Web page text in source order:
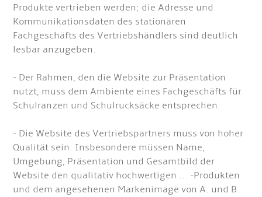
Produkte vertrieben werden; die Adresse und
Kommunikationsdaten des stationären
Fachgeschäfts des Vertriebshändlers sind deutlich
lesbar anzugeben.
- Der Rahmen, den die Website zur Präsentation
nutzt, muss dem Ambiente eines Fachgeschäfts für
Schulranzen und Schulrucksäcke entsprechen.
- Die Website des Vertriebspartners muss von hoher
Qualität sein. Insbesondere müssen Name,
Umgebung, Präsentation und Gesamtbild der
Website den qualitativ hochwertigen ... -Produkten
und dem angesehenen Markenimage von A. und B.